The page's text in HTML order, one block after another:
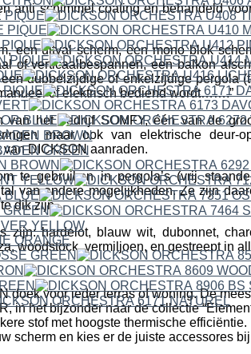
anti schimmel coating en behandeld
een uitval scherm, een mono blok
of verticaalbespannen, een balkon
dubbelzijdige of enkelzijdige pergola
of elektrisch bediend wordt…….”
het bedrijf SOMFY, één van de
maar ook van elektrische deur-
DICKSON aanraden.
te gebruiken in pergola’s (vrij
van andere mogelijkheden. Ze zijn
dik zijn.
zijn: hardelot, blauw wit, dubonnet,
woodstock, vermiljoen, en gestreept in
doek voor ieder terras of woning. De
in het bijzonder naar de collectie
stof met hoogste thermische
scherm en kies er de juiste accessores